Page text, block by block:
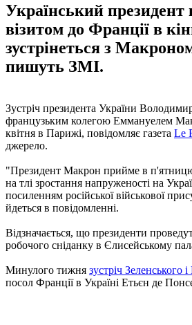
Український президент
візитом до Франції в
зустрінеться з
пишуть ЗМІ.
Зустріч президента України
французьким колегою Еммануелем
квітня в Парижі, повідомляє газета Le
джерело.
"Президент Макрон прийме в п'ятницю
на тлі зростання напруженості на
посиленням російської військової
йдеться в повідомленні.
Відзначається, що президенти
робочого сніданку в Єлисейському
Минулого тижня зустріч Зеленського
посол Франції в Україні Етьєн де